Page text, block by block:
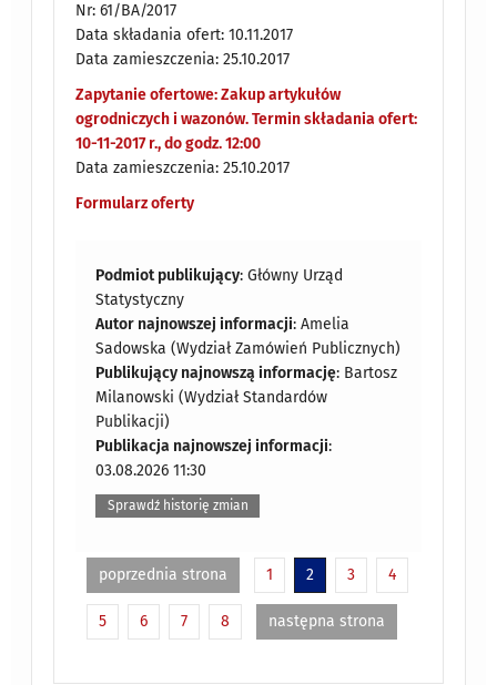
Nr: 61/BA/2017
Data składania ofert: 10.11.2017
Data zamieszczenia: 25.10.2017
Zapytanie ofertowe: Zakup artykułów
ogrodniczych i wazonów. Termin składania ofert:
10-11-2017 r., do godz. 12:00
Data zamieszczenia: 25.10.2017
Formularz oferty
Podmiot publikujący: Główny Urząd
Statystyczny
Autor najnowszej informacji: Amelia
Sadowska (Wydział Zamówień Publicznych)
Publikujący najnowszą informację: Bartosz
Milanowski (Wydział Standardów
Publikacji)
Publikacja najnowszej informacji:
03.08.2026 11:30
Sprawdź historię zmian
poprzednia strona 1 2 3 4
5 6 7 8 następna strona